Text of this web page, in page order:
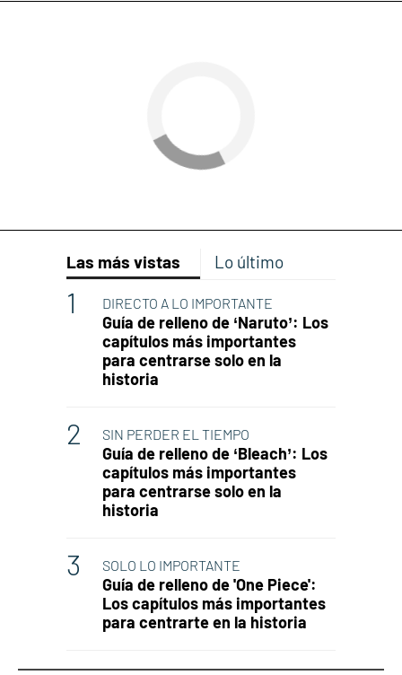
Las más vistas Lo último
DIRECTO A LO IMPORTANTE
Guía de relleno de ‘Naruto’: Los
capítulos más importantes
para centrarse solo en la
historia
SIN PERDER EL TIEMPO
Guía de relleno de ‘Bleach’: Los
capítulos más importantes
para centrarse solo en la
historia
SOLO LO IMPORTANTE
Guía de relleno de 'One Piece':
Los capítulos más importantes
para centrarte en la historia